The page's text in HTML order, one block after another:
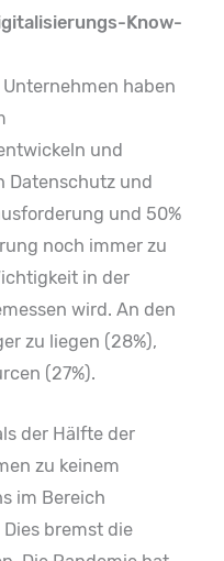
Know-
haben
und
Datenschutz und
und 50%
noch immer zu
in der
wird. An den
zu liegen (28%),
(27%).
der Hälfte der
zu keinem
im Bereich
bremst die